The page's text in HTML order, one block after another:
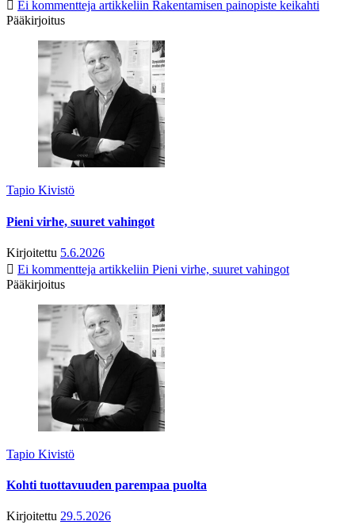
Ei kommentteja artikkeliin Rakentamisen painopiste keikahti
Pääkirjoitus
Tapio Kivistö
Pieni virhe, suuret vahingot
Kirjoitettu 5.6.2026
Ei kommentteja artikkeliin Pieni virhe, suuret vahingot
Pääkirjoitus
Tapio Kivistö
Kohti tuottavuuden parempaa puolta
Kirjoitettu 29.5.2026